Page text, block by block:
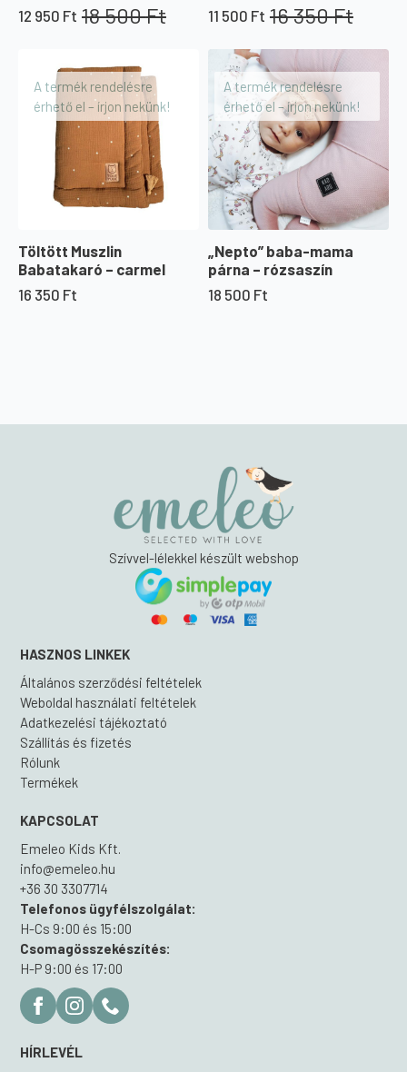
18 500Ft
Original
500 Ft.
12 950 Ft
Current
950 Ft.
16 350Ft
Original
was:
350 Ft.
11 500 Ft
Current
500 Ft.
A termék rendelésre
érhető el – írjon nekünk!
Töltött Muszlin
Babatakaró – carmel
16 350 Ft
A termék rendelésre
érhető el – írjon nekünk!
„Nepto” baba-mama
párna – rózsaszín
18 500 Ft
Szívvel-lélekkel készült webshop
HASZNOS LINKEK
Általános szerződési feltételek
Weboldal használati feltételek
Adatkezelési tájékoztató
Szállítás és fizetés
Rólunk
Termékek
KAPCSOLAT
Emeleo Kids Kft.
info@emeleo.hu
+36 30 3307714
Telefonos ügyfélszolgálat:
H-Cs 9:00 és 15:00
Csomagösszekészítés:
H-P 9:00 és 17:00
HÍRLEVÉL